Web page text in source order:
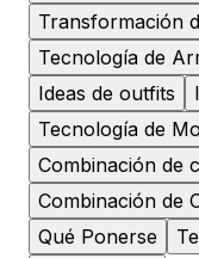
Transformación
Tecnología de
Ideas de outfits
Tecnología de
Combinación de
Combinación de
Qué Ponerse